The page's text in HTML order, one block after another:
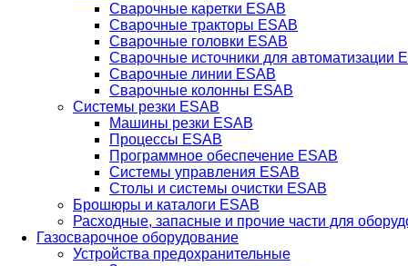
Сварочные каретки ESAB
Сварочные тракторы ESAB
Сварочные головки ESAB
Сварочные источники для автоматизации
Сварочные линии ESAB
Сварочные колонны ESAB
Системы резки ESAB
Машины резки ESAB
Процессы ESAB
Программное обеспечение ESAB
Системы управления ESAB
Столы и системы очистки ESAB
Брошюры и каталоги ESAB
Расходные, запасные и прочие части для
Газосварочное оборудование
Устройства предохранительные